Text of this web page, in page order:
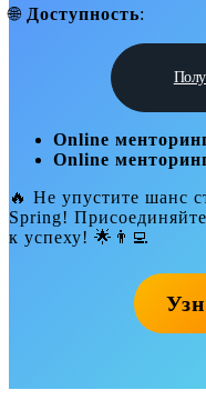
🌐 Доступность:
Online
Online
🔥 Не упустите шанс
Spring!
к успеху! 🌟👨‍💻